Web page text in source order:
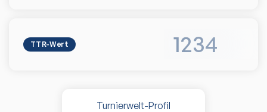
TTR-Wert 1234
Turnierwelt-Profil